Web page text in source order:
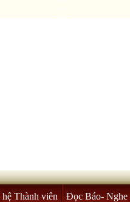
Thành viên Đọc Báo- Nghe